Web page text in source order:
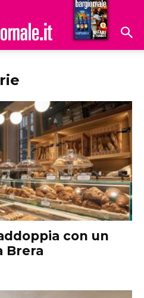
Hoteldomani
con un
Brera